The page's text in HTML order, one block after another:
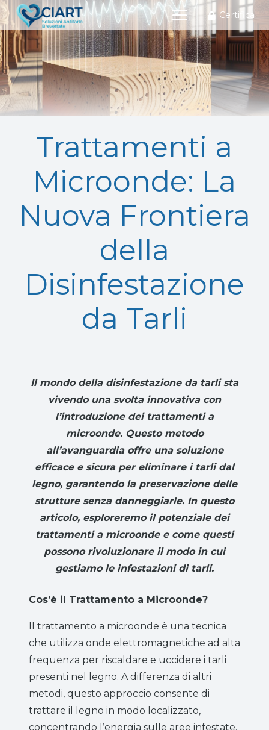
Certifica
Trattamenti a
Microonde: La
Nuova Frontiera
della
Disinfestazione
da Tarli
Il mondo della disinfestazione da tarli sta
vivendo una svolta innovativa con
l’introduzione dei trattamenti a
microonde. Questo metodo
all’avanguardia offre una soluzione
efficace e sicura per eliminare i tarli dal
legno, garantendo la preservazione delle
strutture senza danneggiarle. In questo
articolo, esploreremo il potenziale dei
trattamenti a microonde e come questi
possono rivoluzionare il modo in cui
gestiamo le infestazioni di tarli.
Cos’è il Trattamento a Microonde?
Il trattamento a microonde è una tecnica
che utilizza onde elettromagnetiche ad alta
frequenza per riscaldare e uccidere i tarli
presenti nel legno. A differenza di altri
metodi, questo approccio consente di
trattare il legno in modo localizzato,
concentrando l’energia sulle aree infestate.